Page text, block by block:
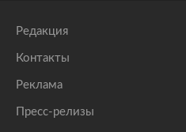
Редакция
Контакты
Реклама
Пресс-релизы